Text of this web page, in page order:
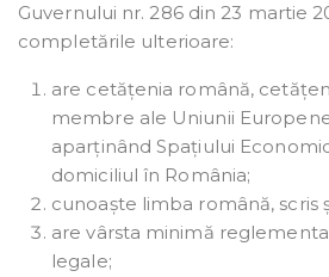
Guvernului nr. 286 din 23 martie
completările ulterioare:
are cetățenia română,
membre ale Uniunii
aparținând Spațiului
domiciliul în România;
cunoaște limba română, scris
are vârsta minimă
legale;